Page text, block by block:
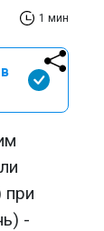
1 мин
при
-